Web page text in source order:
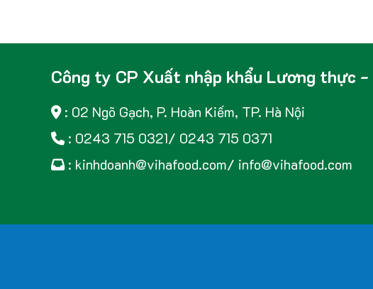
Công ty CP Xuất nhập khẩu Lương thực -
: 02 Ngõ Gạch, P. Hoàn Kiếm, TP. Hà Nội
: 0243 715 0321/ 0243 715 0371
: kinhdoanh@vihafood.com/ info@vihafood.com